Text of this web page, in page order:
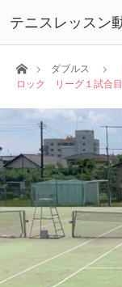
テニスレッスン
ホームダブルス
ロック リーグ１試合目